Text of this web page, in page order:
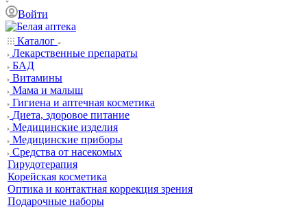
Войти
Каталог
Лекарственные препараты
БАД
Витамины
Мама и малыш
Гигиена и аптечная косметика
Диета, здоровое питание
Медицинские изделия
Медицинские приборы
Средства от насекомых
Гирудотерапия
Корейская косметика
Оптика и контактная коррекция зрения
Подарочные наборы